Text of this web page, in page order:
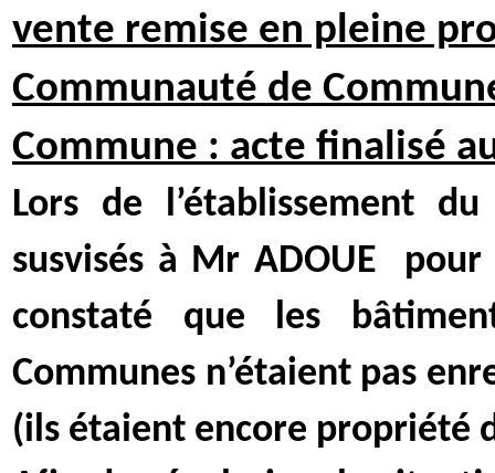
vente remise en pleine
Communauté de
Commune : acte finalisé
Lors de l’établissement
susvisés à Mr ADOUE
pour
constaté que les
Communes n’étaient pas
(ils étaient encore propriété